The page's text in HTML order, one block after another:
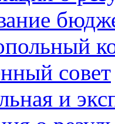
совет
и